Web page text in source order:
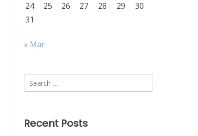
24
25 26 27 28 29
30
31
« Mar
Search
for:
Recent Posts